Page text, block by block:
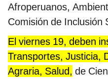
Afroperuanos,
Comisión de Inclusión
El viernes 19, deben
Transportes, Justicia,
Agraria, Salud, de